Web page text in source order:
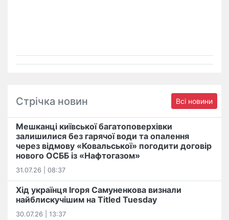
Стрічка новин Всі новини
Мешканці київської багатоповерхівки
залишилися без гарячої води та опалення
через відмову «Ковальської» погодити договір
нового ОСББ із «Нафтогазом»
31.07.26 | 08:37
Хід українця Ігоря Самуненкова визнали
найблискучішим на Titled Tuesday
30.07.26 | 13:37